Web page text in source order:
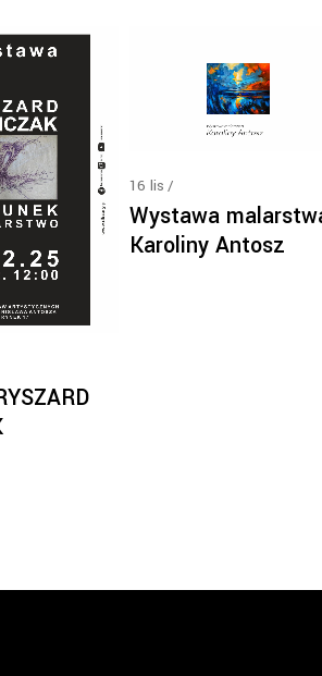
16 lis
Wystawa
Karoliny Antosz